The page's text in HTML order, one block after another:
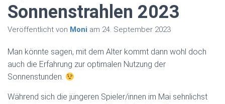
Sonnenstrahlen 2023
Veröffentlicht von Moni am 24. September 2023
Man könnte sagen, mit dem Alter kommt dann wohl doch
auch die Erfahrung zur optimalen Nutzung der
Sonnenstunden.
Während sich die jüngeren Spieler/innen im Mai sehnlichst